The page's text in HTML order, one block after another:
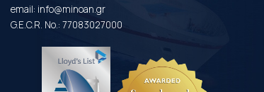
email: info@minoan.gr
G.E.C.R. No.: 77083027000